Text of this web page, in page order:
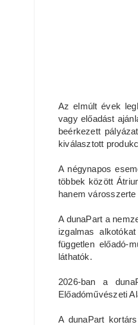
Az elmúlt évek
vagy előadást
beérkezett
kiválasztott
A négynapos
többek között
hanem
A dunaPart a
izgalmas
független előadó-
láthatók.
2026-ban a
Előadóművészeti
A dunaPart